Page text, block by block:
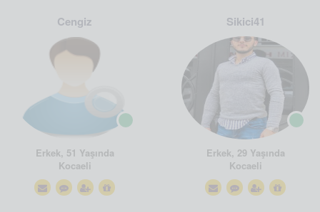
Cengiz
Erkek, 51 Yaşında
Kocaeli
Sikici41
Erkek, 29 Yaşında
Kocaeli